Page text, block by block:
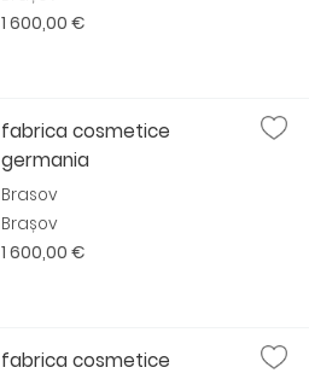
1 600,00 €
fabrica cosmetice
germania
Brasov
Brașov
1 600,00 €
fabrica cosmetice